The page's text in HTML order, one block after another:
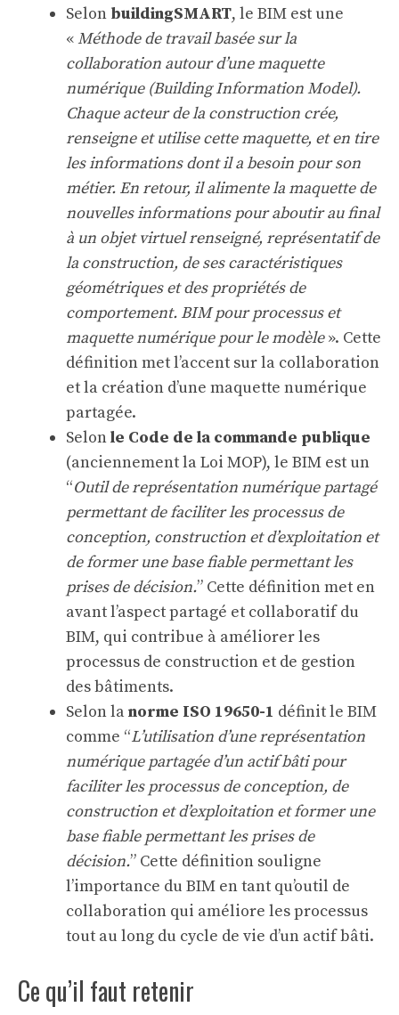
Selon buildingSMART, le BIM est une
«Méthode de travail basée sur la
collaboration autour d’une maquette
numérique (Building Information Model).
Chaque acteur de la construction crée,
renseigne et utilise cette maquette, et en tire
les informations dont il a besoin pour son
métier. En retour, il alimente la maquette de
nouvelles informations pour aboutir au final
à un objet virtuel renseigné, représentatif de
la construction, de ses caractéristiques
géométriques et des propriétés de
comportement. BIM pour processus et
maquette numérique pour le modèle». Cette
définition met l’accent sur la collaboration
et la création d’une maquette numérique
partagée.
Selonle Code de la commande publique
(anciennement la Loi MOP), le BIM est un
“Outil de représentation numérique partagé
permettant de faciliter les processus de
conception, construction et d’exploitation et
de former une base fiable permettant les
prises de décision.” Cette définition met en
avant l’aspect partagé et collaboratif du
BIM, qui contribue à améliorer les
processus de construction et de gestion
des bâtiments.
Selon lanorme ISO 19650-1 définit le BIM
comme “L’utilisation d’une représentation
numérique partagée d’un actif bâti pour
faciliter les processus de conception, de
construction et d’exploitation et former une
base fiable permettant les prises de
décision.” Cette définition souligne
l’importance du BIM en tant qu’outil de
collaboration qui améliore les processus
tout au long du cycle de vie d’un actif bâti.
Ce qu’il faut retenir